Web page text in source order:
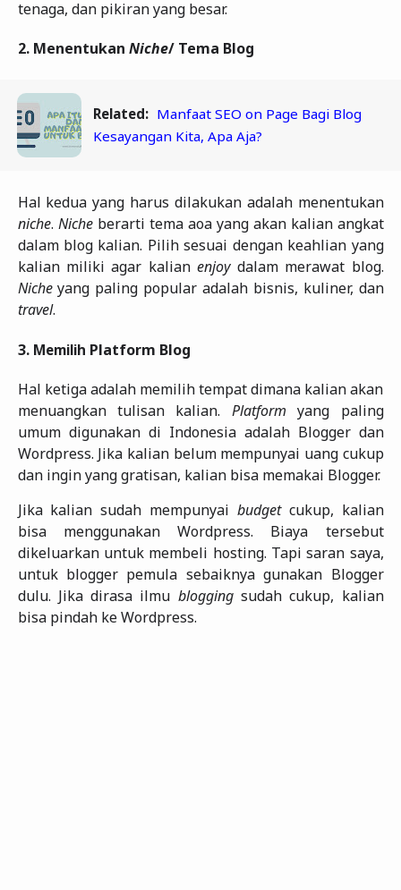
tenaga, dan pikiran yang besar.
2. Menentukan Niche/ Tema Blog
Related: Manfaat SEO on Page Bagi Blog
Kesayangan Kita, Apa Aja?
Hal kedua yang harus dilakukan adalah menentukan
niche. Nicheberarti tema aoa yang akan kalian angkat
dalam blog kalian. Pilih sesuai dengan keahlian yang
kalian miliki agar kalianenjoydalam merawat blog.
Nicheyang paling popular adalah bisnis, kuliner, dan
travel.
3. Memilih Platform Blog
Hal ketiga adalah memilih tempat dimana kalian akan
menuangkan tulisan kalian. Platform yang paling
umum digunakan di Indonesia adalah Blogger dan
Wordpress. Jika kalian belum mempunyai uang cukup
dan ingin yang gratisan, kalian bisa memakai Blogger.
Jika kalian sudah mempunyai budgetcukup, kalian
bisa menggunakan Wordpress. Biaya tersebut
dikeluarkan untuk membeli hosting. Tapi saran saya,
untuk blogger pemula sebaiknya gunakan Blogger
dulu. Jika dirasa ilmu bloggingsudah cukup, kalian
bisa pindah ke Wordpress.